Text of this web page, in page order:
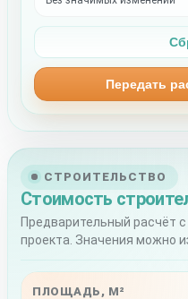
СТРОИТЕЛЬСТВО
Стоимость
Предварительный расчёт
проекта. Значения можно
ПЛОЩАДЬ, М²
Передать